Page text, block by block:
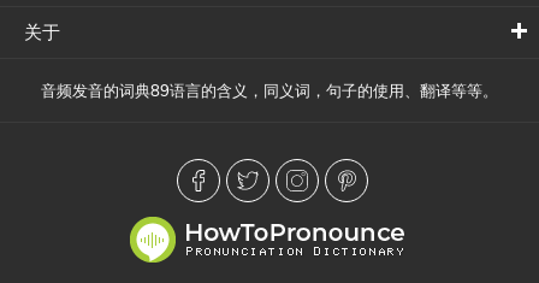
关于
音频发音的词典89语言的含义，同义词，句子的使用、翻译等等。